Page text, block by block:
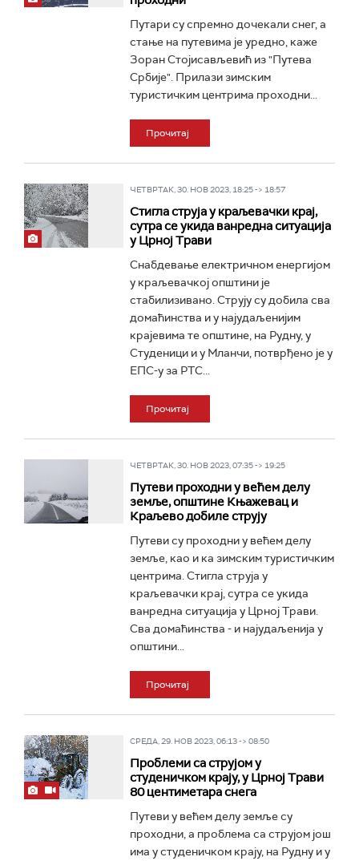
Путари су спремно дочекали снег, а
стање на путевима је уредно, каже
Зоран Стојисављевић из "Путева
Србије". Прилази зимским
туристичким центрима проходни...
Прочитај
ЧЕТВРТАК, 30. НОВ 2023, 18:25 -> 18:57
Стигла струја у краљевачки крај,
сутра се укида ванредна ситуација
у Црној Трави
Снабдевање електричном енергијом
у краљевачкој општини је
стабилизивано. Струју су добила сва
домаћинства и у најудаљенијим
крајевима те општине, на Рудну, у
Студеници и у Мланчи, потврђено је у
ЕПС-у за РТС...
Прочитај
ЧЕТВРТАК, 30. НОВ 2023, 07:35 -> 19:25
Путеви проходни у већем делу
земље, општине Књажевац и
Краљево добиле струју
Путеви су проходни у већем делу
земље, као и ка зимским туристичким
центрима. Стигла струја у
краљевачки крај, сутра се укида
ванредна ситуација у Црној Трави.
Сва домаћинства - и најудаљенија у
општини...
Прочитај
СРЕДА, 29. НОВ 2023, 06:13 -> 08:50
Проблеми са струјом у
студеничком крају, у Црној Трави
80 центиметара снега
Путеви у већем делу земље су
проходни, а проблема са струјом још
има у студеничком крају, на Рудну и у